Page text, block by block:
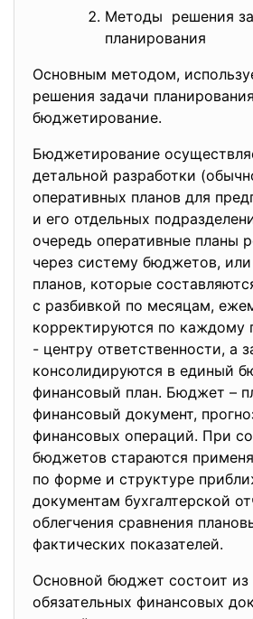
Методы решения
планирования
Основным методом,
решения задачи
бюджетирование.
Бюджетирование
детальной разработки
оперативных планов для
и его отдельных
очередь оперативные планы
через систему бюджетов,
планов, которые
с разбивкой по месяцам,
корректируются по каждому
- центру ответственности, а
консолидируются в единый
финансовый план. Бюджет –
финансовый документ,
финансовых операций. При
бюджетов стараются
по форме и структуре
документам бухгалтерской
облегчения сравнения
фактических показателей.
Основной бюджет состоит из
обязательных финансовых